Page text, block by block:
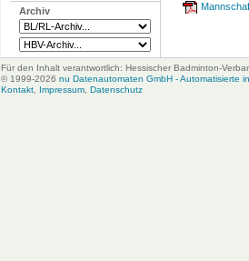
Archiv
Für den Inhalt verantwortlich: Hessischer Badminton-
© 1999-2026 nu Datenautomaten GmbH - Automatisierte
Kontakt, Impressum, Datenschutz